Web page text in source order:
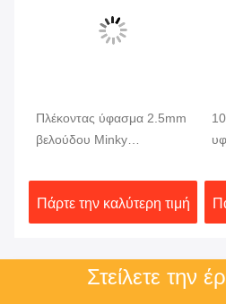
Πλέκοντας ύφασμα 2.5mm
βελούδου Minky
έξοχος μαλακός σωρών
Πάρτε την καλύτερη τιμή
Στείλετε την